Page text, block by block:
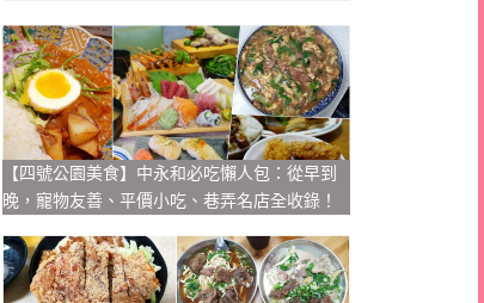
【四號公園美食】中永和必吃懶人包：從早到
晚，寵物友善、平價小吃、巷弄名店全收錄！